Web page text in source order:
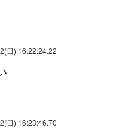
日) 16:22:24.22
日) 16:23:46.70